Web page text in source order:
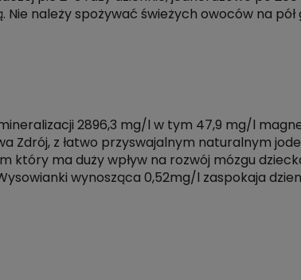
należy spożywać świeżych owoców na
2896,3 mg/l w tym 47,9 mg/l
Zdrój, z łatwo przyswajalnym naturalnym
który ma duży wpływ na rozwój mózgu
wynosząca 0,52mg/l zaspokaja